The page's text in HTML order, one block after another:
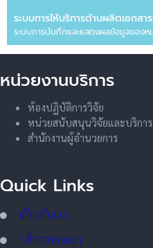
ระบบการให้บริการด้านผลิตเอกส
ระบบการบันทึกและแสดงผลข้อมูลของห
หน่วยงานบริการ
ห้องปฏิบัติการวิจัย
หน่วยสนับสนุนวิจัยและบริการ
สำนักงานผู้อำนวยการ
Quick Links
เกี่ยวกับเรา
บริการของเรา